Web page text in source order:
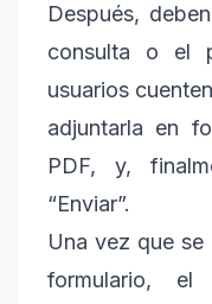
Después,
consulta o el
usuarios
adjuntarla en
PDF, y,
“Enviar”.
Una vez que se
formulario, el